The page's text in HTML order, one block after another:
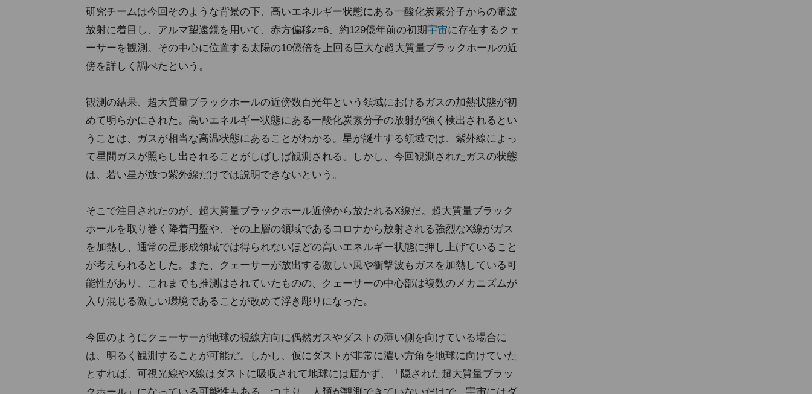
研究チームは今回そのような背景の下、高いエネルギー状態にある一酸化炭素分子からの電波
放射に着目し、アルマ望遠鏡を用いて、赤方偏移z=6、約129億年前の初期宇宙に存在するクェ
ーサーを観測。その中心に位置する太陽の10億倍を上回る巨大な超大質量ブラックホールの近
傍を詳しく調べたという。
観測の結果、超大質量ブラックホールの近傍数百光年という領域におけるガスの加熱状態が初
めて明らかにされた。高いエネルギー状態にある一酸化炭素分子の放射が強く検出されるとい
うことは、ガスが相当な高温状態にあることがわかる。星が誕生する領域では、紫外線によっ
て星間ガスが照らし出されることがしばしば観測される。しかし、今回観測されたガスの状態
は、若い星が放つ紫外線だけでは説明できないという。
そこで注目されたのが、超大質量ブラックホール近傍から放たれるX線だ。超大質量ブラック
ホールを取り巻く降着円盤や、その上層の領域であるコロナから放射される強烈なX線がガス
を加熱し、通常の星形成領域では得られないほどの高いエネルギー状態に押し上げていること
が考えられるとした。また、クェーサーが放出する激しい風や衝撃波もガスを加熱している可
能性があり、これまでも推測はされていたものの、クェーサーの中心部は複数のメカニズムが
入り混じる激しい環境であることが改めて浮き彫りになった。
今回のようにクェーサーが地球の視線方向に偶然ガスやダストの薄い側を向けている場合に
は、明るく観測することが可能だ。しかし、仮にダストが非常に濃い方角を地球に向けていた
とすれば、可視光線やX線はダストに吸収されて地球には届かず、「隠された超大質量ブラッ